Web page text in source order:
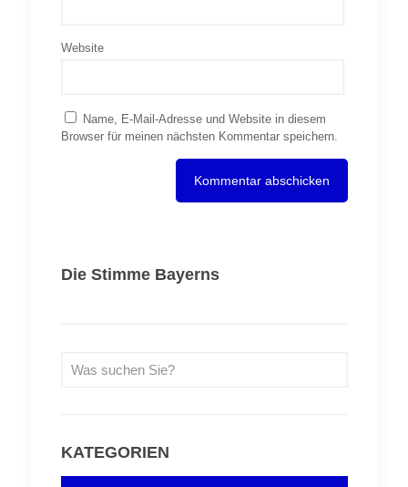
Website
Name, E-Mail-Adresse und Website in diesem
Browser für meinen nächsten Kommentar speichern.
Die Stimme Bayerns
KATEGORIEN